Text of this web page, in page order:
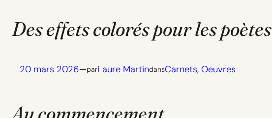
Des effets colorés pour les poètes
20 mars 2026—parLaure MartindansCarnets, Oeuvres